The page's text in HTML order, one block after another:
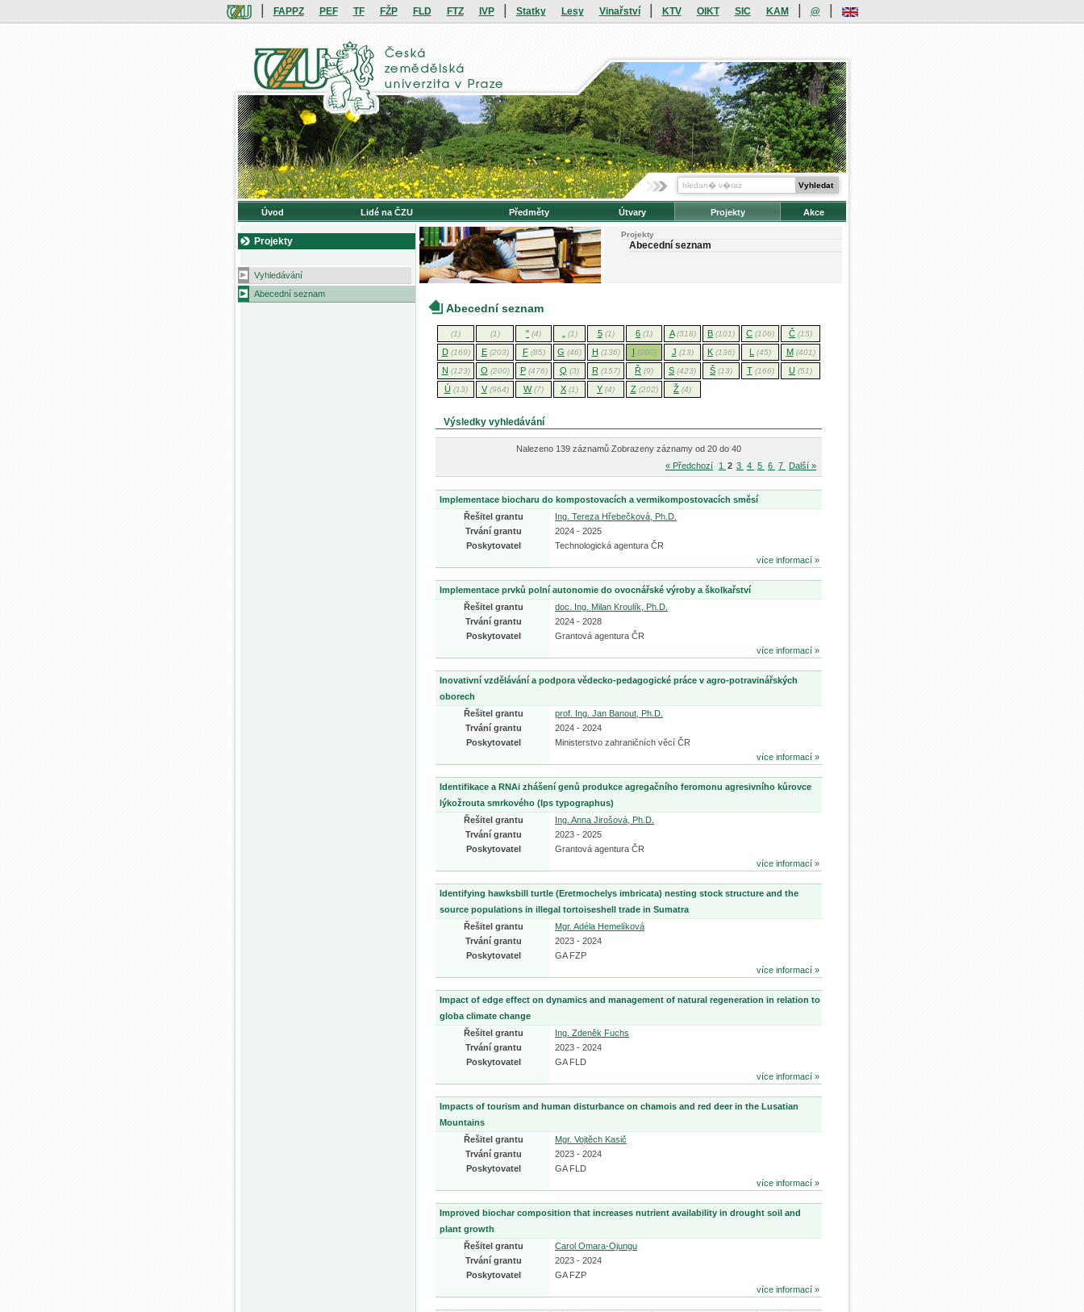
FAPPZ PEF TF FŽP FLD FTZ IVP Statky Lesy Vinařství KTV OIKT SIC KAM @
Úvod Lidé na ČZU Předměty Útvary Projekty Akce
Projekty
Vyhledávání
Abecední seznam
Projekty
Abecední seznam
Abecední seznam
(1) (1) " (4) (1) 5 (1) 6 (1) A (318) B (101) C (106) Č (15)
D (169) E (203) F (85) G (46) H (136) I (200) J (13) K (136) L (45) M (401)
N (123) O (200) P (476) Q (3) R (157) Ř (9) S (423) Š (13) T (166) U (51)
Ú (13) V (964) W (7) X (1) Y (4) Z (202) Ž (4)
Výsledky vyhledávání
Nalezeno 139 záznamů Zobrazeny záznamy od 20 do 40
« Předchozí
1 2 3 4 5 6 7 Další »
Implementace biocharu do kompostovacích a vermikompostovacích směsí
Řešitel grantu
Ing. Tereza Hřebečková, Ph.D.
Trvání grantu
2024 - 2025
Poskytovatel
Technologická agentura ČR
více informací »
Implementace prvků polní autonomie do ovocnářské výroby a školkařství
Řešitel grantu
doc. Ing. Milan Kroulík, Ph.D.
Trvání grantu
2024 - 2028
Poskytovatel
Grantová agentura ČR
více informací »
Inovativní vzdělávání a podpora vědecko-pedagogické práce v agro-potravinářských
oborech
Řešitel grantu
prof. Ing. Jan Banout, Ph.D.
Trvání grantu
2024 - 2024
Poskytovatel
Ministerstvo zahraničních věcí ČR
více informací »
Identifikace a RNAi zhášení genů produkce agregačního feromonu agresivního kůrovce
lýkožrouta smrkového (Ips typographus)
Řešitel grantu
Ing. Anna Jirošová, Ph.D.
Trvání grantu
2023 - 2025
Poskytovatel
Grantová agentura ČR
více informací »
Identifying hawksbill turtle (Eretmochelys imbricata) nesting stock structure and the
source populations in illegal tortoiseshell trade in Sumatra
Řešitel grantu
Mgr. Adéla Hemelíková
Trvání grantu
2023 - 2024
Poskytovatel
GA FZP
více informací »
Impact of edge effect on dynamics and management of natural regeneration in relation to
globa climate change
Řešitel grantu
Ing. Zdeněk Fuchs
Trvání grantu
2023 - 2024
Poskytovatel
GA FLD
více informací »
Impacts of tourism and human disturbance on chamois and red deer in the Lusatian
Mountains
Řešitel grantu
Mgr. Vojtěch Kasič
Trvání grantu
2023 - 2024
Poskytovatel
GA FLD
více informací »
Improved biochar composition that increases nutrient availability in drought soil and
plant growth
Řešitel grantu
Carol Omara-Ojungu
Trvání grantu
2023 - 2024
Poskytovatel
GA FZP
více informací »